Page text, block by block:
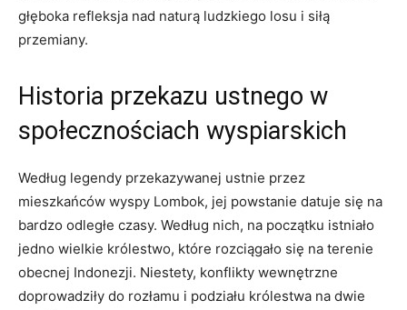
głęboka ⁤refleksja nad naturą ​ludzkiego⁣ losu i siłą
‍przemiany.
Historia⁤ przekazu ustnego w​
społecznościach wyspiarskich
Według legendy przekazywanej ustnie przez
mieszkańców wyspy Lombok, ⁣jej powstanie datuje się na
bardzo odległe⁣ czasy. Według nich, na początku ⁢istniało
jedno‌ wielkie królestwo, które rozciągało‌ się⁣ na ⁢terenie
obecnej Indonezji.⁤ Niestety, ⁣konflikty ⁣wewnętrzne
doprowadziły do rozłamu ⁣i‍ podziału królestwa na dwie